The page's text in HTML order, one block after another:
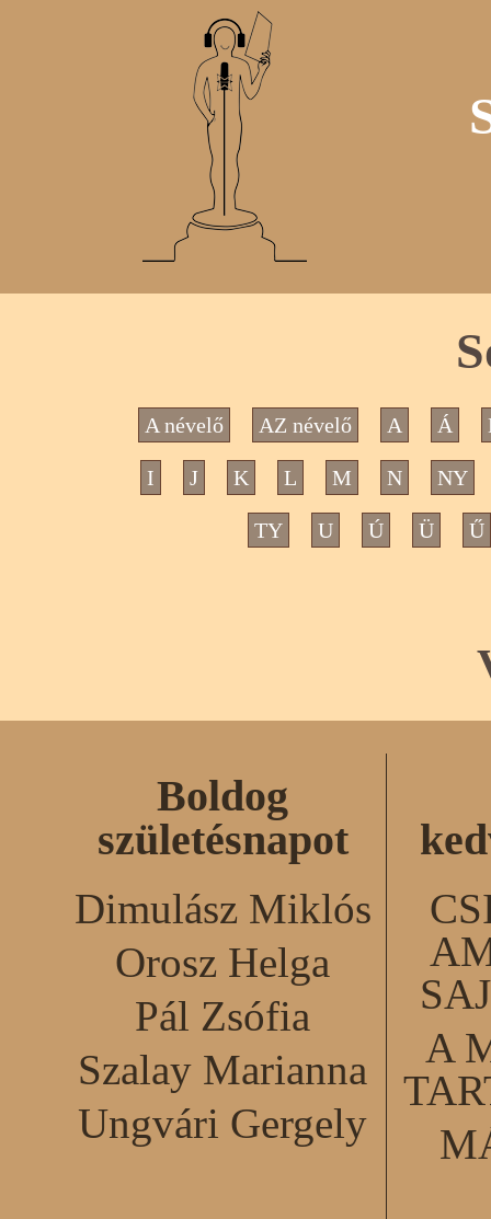
A névelő AZ névelő A Á
I J K L M N NY
TY U Ú Ü Ű
Boldog
születésnapot
Dimulász Miklós
Orosz Helga
Pál Zsófia
Szalay Marianna
Ungvári Gergely
A